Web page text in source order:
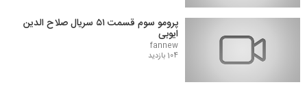
پرومو سوم قسمت ۵۱ سریال صلاح الدین
ایوبی
fannew
104 بازدید